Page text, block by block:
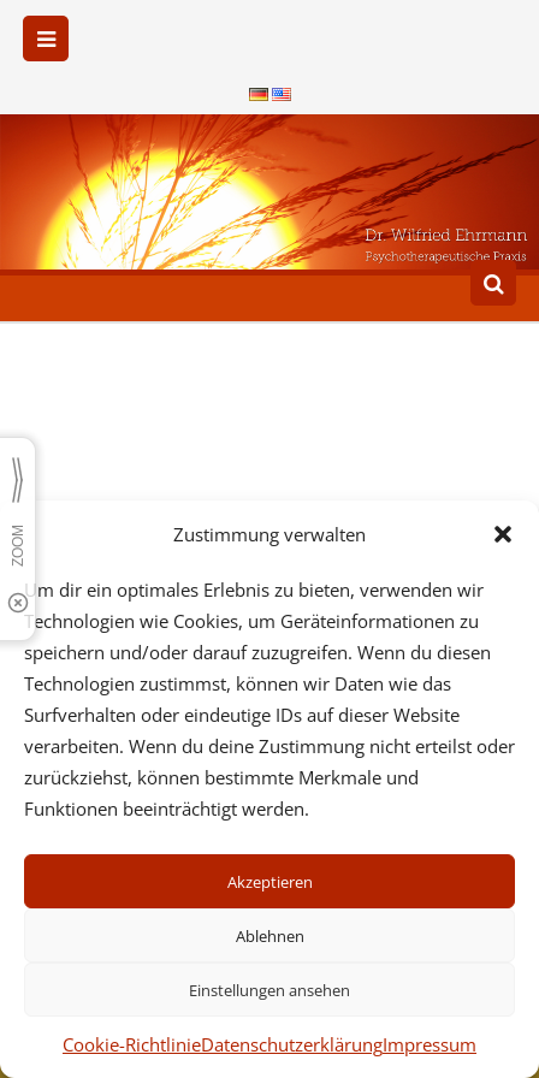
Zustimmung verwalten
Um dir ein optimales Erlebnis zu bieten, verwenden wir
Technologien wie Cookies, um Geräteinformationen zu
speichern und/oder darauf zuzugreifen. Wenn du diesen
Technologien zustimmst, können wir Daten wie das
Surfverhalten oder eindeutige IDs auf dieser Website
verarbeiten. Wenn du deine Zustimmung nicht erteilst oder
zurückziehst, können bestimmte Merkmale und
Funktionen beeinträchtigt werden.
Akzeptieren
Ablehnen
Einstellungen ansehen
Cookie-RichtlinieDatenschutzerklärungImpressum
Psychotherapeutische Praxis - Dr. Wilfried Ehrmann -
Mobil: (+43) 664 3123632 - Center Cervantes,
Cervantesgasse 5/5, 1140 Wien, Tel. (+43) 1 3692363 oder
Fünkhgasse 11/3, 3021 Pressbaum, Tel. (+43) 2233 55731
Impressum
Datenschutz
Cookies
Newsletter